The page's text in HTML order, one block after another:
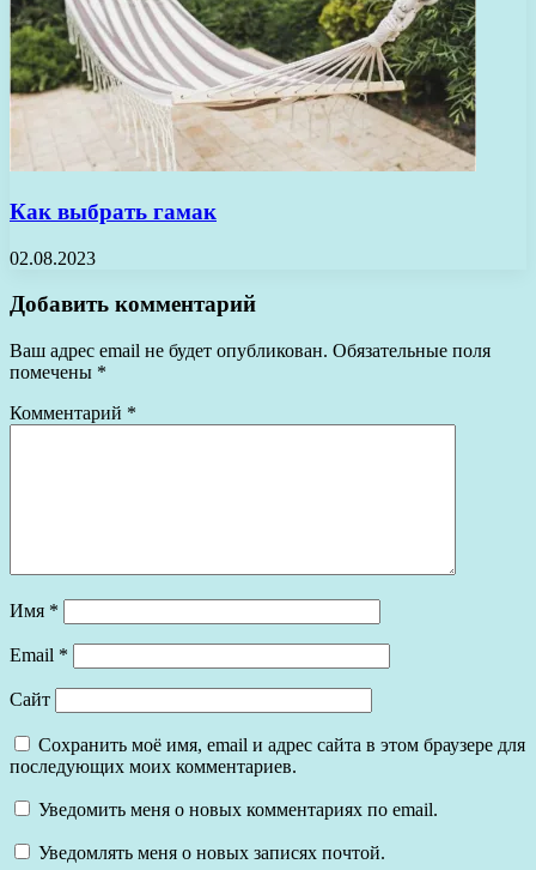
Как выбрать гамак
02.08.2023
Добавить комментарий
Ваш адрес email не будет опубликован. Обязательные поля
помечены *
Комментарий *
Имя *
Email *
Сайт
Сохранить моё имя, email и адрес сайта в этом браузере для
последующих моих комментариев.
Уведомить меня о новых комментариях по email.
Уведомлять меня о новых записях почтой.